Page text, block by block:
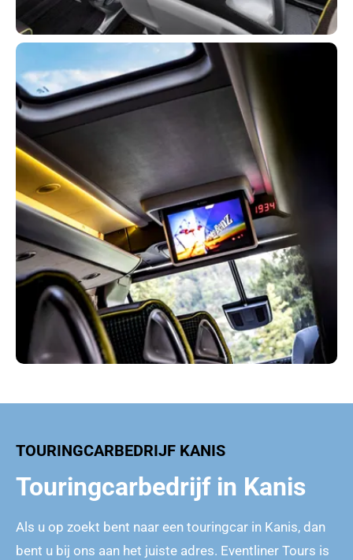
TOURINGCARBEDRIJF KANIS
Touringcarbedrijf in Kanis
Als u op zoekt bent naar een touringcar in Kanis, dan
bent u bij ons aan het juiste adres. Eventliner Tours is